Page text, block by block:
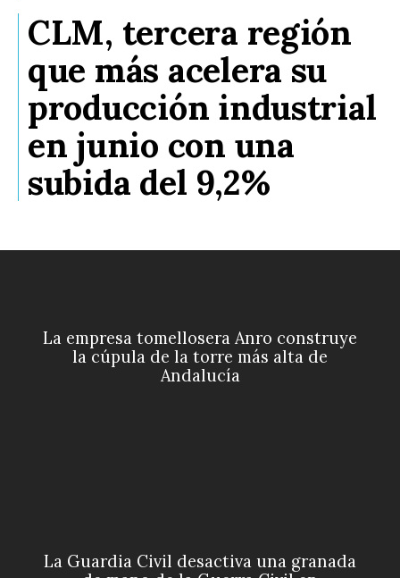
CLM, tercera región
que más acelera su
producción industrial
en junio con una
subida del 9,2%
La empresa tomellosera Anro construye
la cúpula de la torre más alta de
Andalucía
La Guardia Civil desactiva una granada